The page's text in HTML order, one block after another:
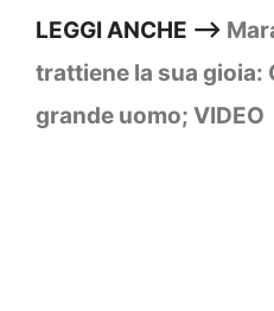
LEGGI ANCHE –>
trattiene la sua gioia:
grande uomo; VIDEO